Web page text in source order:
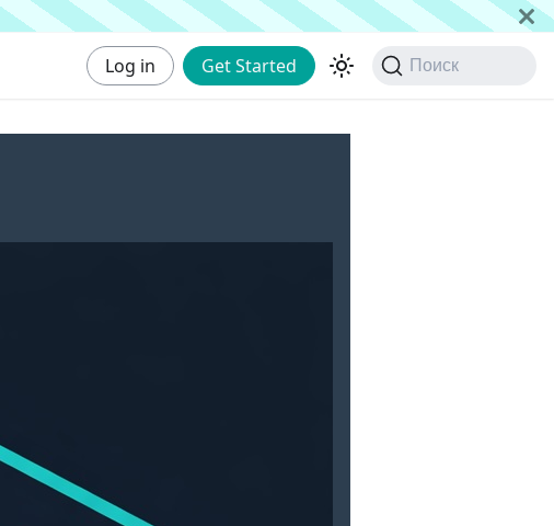
Log in Get Started Поиск